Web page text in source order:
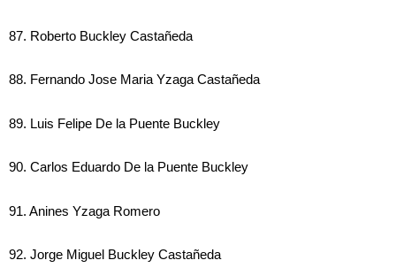
87. Roberto Buckley Castañeda
88. Fernando Jose Maria Yzaga Castañeda
89. Luis Felipe De la Puente Buckley
90. Carlos Eduardo De la Puente Buckley
91. Anines Yzaga Romero
92. Jorge Miguel Buckley Castañeda